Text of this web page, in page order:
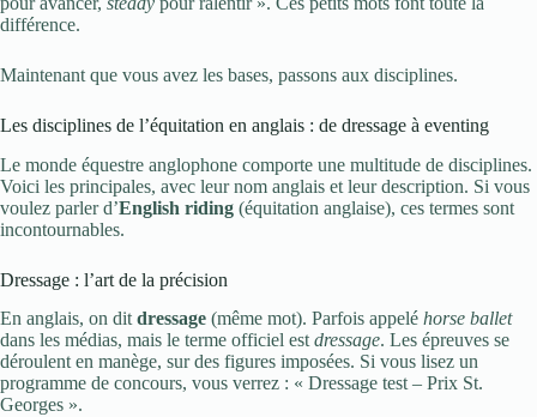
différence.
Maintenant que vous avez les bases, passons aux disciplines.
Les disciplines de l’équitation en anglais : de dressage à eventing
Le monde équestre anglophone comporte une multitude de disciplines.
Voici les principales, avec leur nom anglais et leur description. Si vous
voulez parler d’English riding (équitation anglaise), ces termes sont
incontournables.
Dressage : l’art de la précision
En anglais, on dit dressage (même mot). Parfois appelé horse ballet
dans les médias, mais le terme officiel est dressage. Les épreuves se
déroulent en manège, sur des figures imposées. Si vous lisez un
programme de concours, vous verrez : « Dressage test – Prix St.
Georges ».